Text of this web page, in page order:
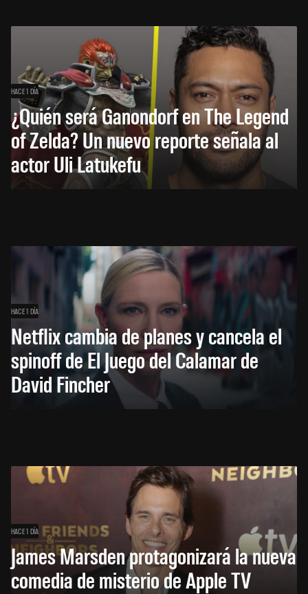
HACE 1 DÍA
¿Quién será Ganondorf en The Legend
of Zelda? Un nuevo reporte señala al
actor Uli Latukefu
HACE 1 DÍA
Netflix cambia de planes y cancela el
spinoff de El Juego del Calamar de
David Fincher
HACE 1 DÍA
James Marsden protagonizará la nueva
comedia de misterio de Apple TV